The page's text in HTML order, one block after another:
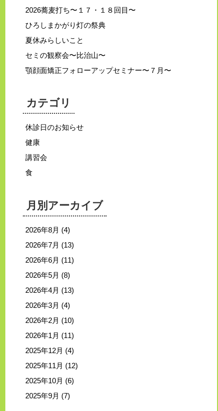
2026蕎麦打ち〜１７・１８回目〜
ひろしまかがり灯の祭典
夏休みらしいこと
セミの観察会〜比治山〜
顎顔面矯正フォローアップセミナー〜７月〜
カテゴリ
休診日のお知らせ
健康
講習会
食
月別アーカイブ
2026年8月 (4)
2026年7月 (13)
2026年6月 (11)
2026年5月 (8)
2026年4月 (13)
2026年3月 (4)
2026年2月 (10)
2026年1月 (11)
2025年12月 (4)
2025年11月 (12)
2025年10月 (6)
2025年9月 (7)